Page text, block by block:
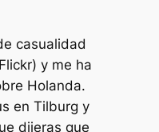
casualidad
y me ha
Holanda.
en Tilburg y
dijeras que